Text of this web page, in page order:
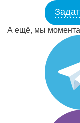
А ещё, мы